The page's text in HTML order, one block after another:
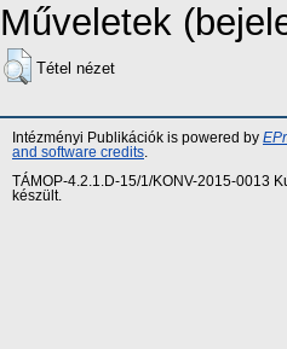
Műveletek
Tétel nézet
Intézményi Publikációk is powered by
and software credits
TÁMOP-4.2.1.D-15/1/KONV-2015-0013
készült.